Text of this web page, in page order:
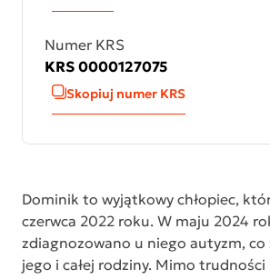
Numer KRS
KRS 0000127075
Skopiuj numer KRS
Dominik to wyjątkowy chłopiec,
czerwca 2022 roku. W maju 2024
zdiagnozowano u niego autyzm, co
jego i całej rodziny. Mimo